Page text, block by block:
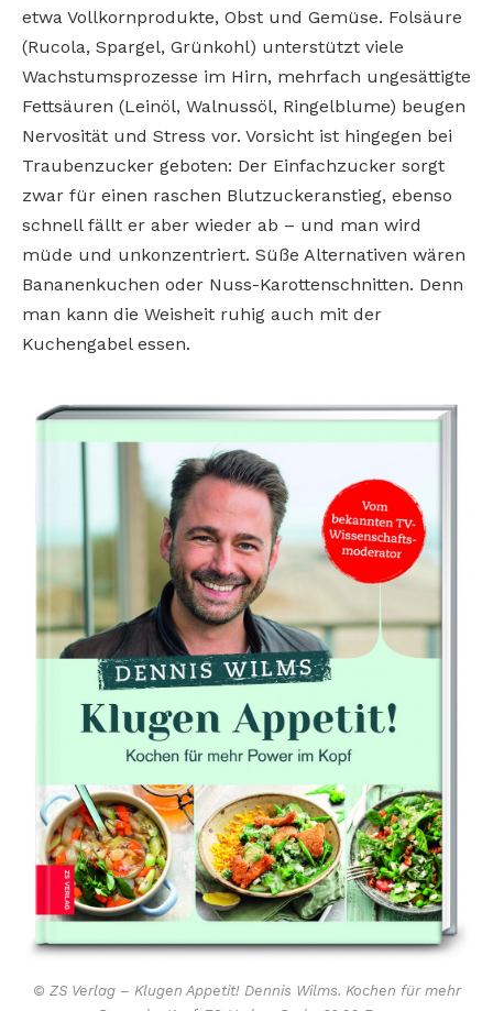
etwa Vollkornprodukte, Obst und Gemüse. Folsäure
(Rucola, Spargel, Grünkohl) unterstützt viele
Wachstumsprozesse im Hirn, mehrfach ungesättigte
Fettsäuren (Leinöl, Walnussöl, Ringelblume) beugen
Nervosität und Stress vor. Vorsicht ist hingegen bei
Traubenzucker geboten: Der Einfachzucker sorgt
zwar für einen raschen Blutzuckeranstieg, ebenso
schnell fällt er aber wieder ab – und man wird
müde und unkonzentriert. Süße Alternativen wären
Bananenkuchen oder Nuss-Karottenschnitten. Denn
man kann die Weisheit ruhig auch mit der
Kuchengabel essen.
© ZS Verlag – Klugen Appetit! Dennis Wilms. Kochen für mehr